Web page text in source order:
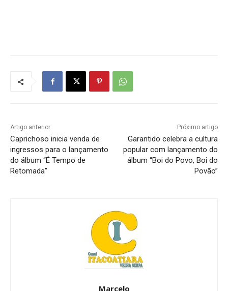
Artigo anterior
Caprichoso inicia venda de
ingressos para o lançamento
do álbum “É Tempo de
Retomada”
Próximo artigo
Garantido celebra a cultura
popular com lançamento do
álbum “Boi do Povo, Boi do
Povão”
Marcelo